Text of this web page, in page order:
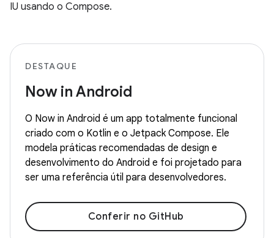
IU usando o Compose.
DESTAQUE
Now in Android
O Now in Android é um app totalmente funcional
criado com o Kotlin e o Jetpack Compose. Ele
modela práticas recomendadas de design e
desenvolvimento do Android e foi projetado para
ser uma referência útil para desenvolvedores.
Conferir no GitHub